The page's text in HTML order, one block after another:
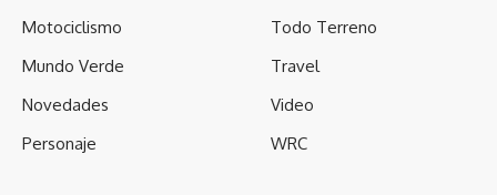
Motociclismo
Mundo Verde
Novedades
Personaje
Todo Terreno
Travel
Video
WRC